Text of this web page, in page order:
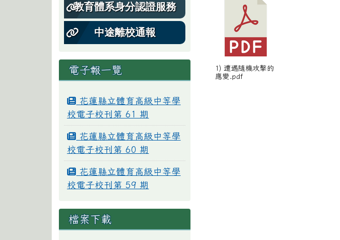
教育體系身分認證服務
中途離校通報
電子報一覽
花蓮縣立體育高級中等學
校電子校刊第 61 期
花蓮縣立體育高級中等學
校電子校刊第 60 期
花蓮縣立體育高級中等學
校電子校刊第 59 期
檔案下載
1) 遭遇隨機攻擊的
應變.pdf